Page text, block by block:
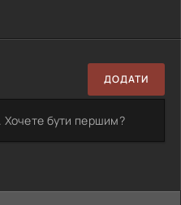
ДОДАТИ
Хочете бути першим?